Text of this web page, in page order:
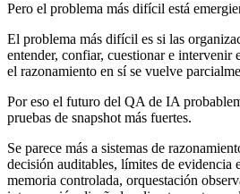
Pero el problema más difícil está
El problema más difícil es si las
entender, confiar, cuestionar e intervenir
el razonamiento en sí se vuelve
Por eso el futuro del QA de IA
pruebas de snapshot más fuertes.
Se parece más a sistemas de
decisión auditables, límites de
memoria controlada, orquestación